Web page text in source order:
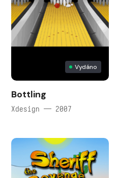
Vydáno
Bottling
Xdesign — 2007